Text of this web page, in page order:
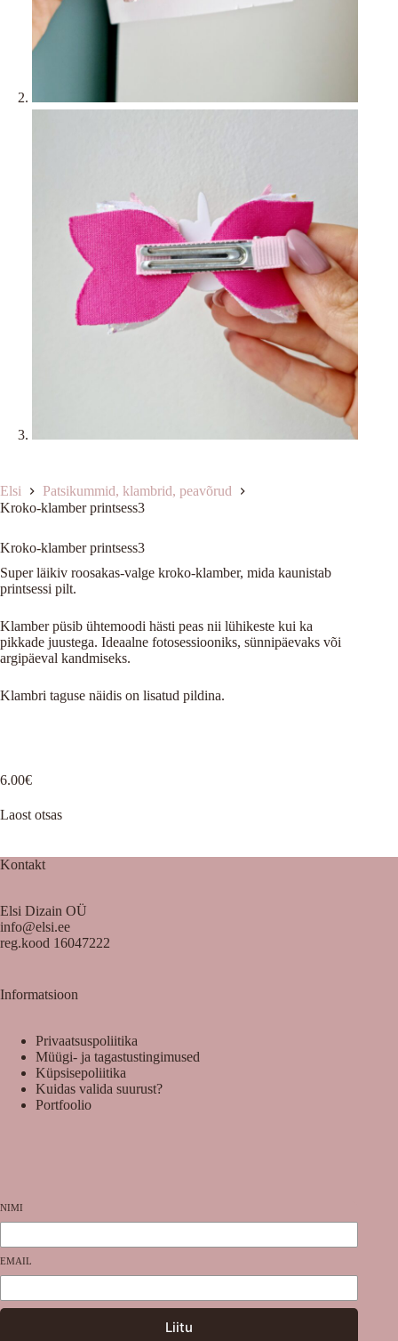
Elsi
Patsikummid, klambrid, peavõrud
Kroko-klamber printsess3
Kroko-klamber printsess3
Super läikiv roosakas-valge kroko-klamber, mida kaunistab
printsessi pilt.
Klamber püsib ühtemoodi hästi peas nii lühikeste kui ka
pikkade juustega. Ideaalne fotosessiooniks, sünnipäevaks või
argipäeval kandmiseks.
Klambri taguse näidis on lisatud pildina.
6.00€
Laost otsas
Kontakt
Elsi Dizain OÜ
info@elsi.ee
reg.kood 16047222
Informatsioon
Privaatsuspoliitika
Müügi- ja tagastustingimused
Küpsisepoliitika
Kuidas valida suurust?
Portfoolio
NIMI
EMAIL
Liitu